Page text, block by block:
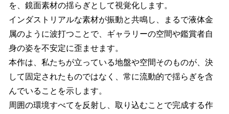
を、鏡面素材の揺らぎとして視覚化します。
インダストリアルな素材が振動と共鳴し、まるで液体金
属のように波打つことで、ギャラリーの空間や鑑賞者自
身の姿を不安定に歪ませます。
本作は、私たちが立っている地盤や空間そのものが、決
して固定されたものではなく、常に流動的で揺らぎを含
んでいることを示します。
周囲の環境すべてを反射し、取り込むことで完成する作